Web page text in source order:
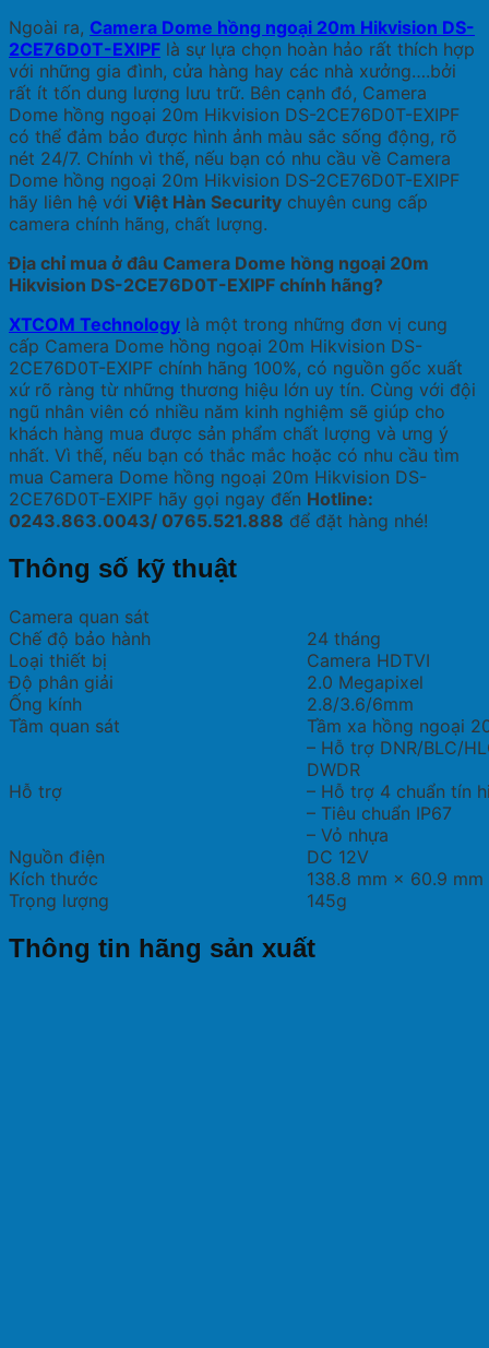
Ngoài ra, Camera Dome hồng ngoại 20m Hikvision DS-
2CE76D0T-EXIPF là sự lựa chọn hoàn hảo rất thích hợp
với những gia đình, cửa hàng hay các nhà xưởng….bởi
rất ít tốn dung lượng lưu trữ. Bên cạnh đó, Camera
Dome hồng ngoại 20m Hikvision DS-2CE76D0T-EXIPF
có thể đảm bảo được hình ảnh màu sắc sống động, rõ
nét 24/7. Chính vì thế, nếu bạn có nhu cầu về Camera
Dome hồng ngoại 20m Hikvision DS-2CE76D0T-EXIPF
hãy liên hệ với Việt Hàn Security chuyên cung cấp
camera chính hãng, chất lượng.
Địa chỉ mua ở đâu Camera Dome hồng ngoại 20m
Hikvision DS-2CE76D0T-EXIPF chính hãng?
XTCOM Technology là một trong những đơn vị cung
cấp Camera Dome hồng ngoại 20m Hikvision DS-
2CE76D0T-EXIPF chính hãng 100%, có nguồn gốc xuất
xứ rõ ràng từ những thương hiệu lớn uy tín. Cùng với đội
ngũ nhân viên có nhiều năm kinh nghiệm sẽ giúp cho
khách hàng mua được sản phẩm chất lượng và ưng ý
nhất. Vì thế, nếu bạn có thắc mắc hoặc có nhu cầu tìm
mua Camera Dome hồng ngoại 20m Hikvision DS-
2CE76D0T-EXIPF hãy gọi ngay đến Hotline:
0243.863.0043/ 0765.521.888 để đặt hàng nhé!
Thông số kỹ thuật
Camera quan sát
Chế độ bảo hành
24 tháng
Loại thiết bị
Camera HDTVI
Độ phân giải
2.0 Megapixel
Ống kính
2.8/3.6/6mm
Tầm quan sát
Tầm xa hồng ngoại
Hỗ trợ
– Hỗ trợ DNR/BLC/
DWDR
– Hỗ trợ 4 chuẩn tín
– Tiêu chuẩn IP67
– Vỏ nhựa
Nguồn điện
DC 12V
Kích thước
138.8 mm × 60.9 mm
Trọng lượng
145g
Thông tin hãng sản xuất